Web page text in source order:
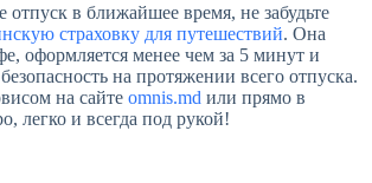
отпуск в ближайшее время, не забудьте
страховку для путешествий. Она
оформляется менее чем за 5 минут и
на протяжении всего отпуска.
на сайте omnis.md или прямо в
легко и всегда под рукой!